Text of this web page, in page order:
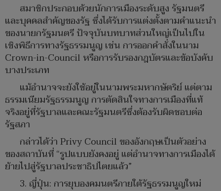
สมาชิกประกอบด้วยนักการเมืองระดับสูง รัฐมนตรี
และบุคคลสำคัญของรัฐ ซึ่งได้รับการแต่งตั้งตามคำแนะนำ
ของนายกรัฐมนตรี ปัจจุบันบทบาทส่วนใหญ่เป็นไปใน
เชิงพิธีการทางรัฐธรรมนูญ เช่น การออกคำสั่งในนาม
Crown-in-Council หรือการรับรองกฎบัตรและข้อบังคับ
บางประเภท
แม้อำนาจจะยังใช้อยู่ในนามพระมหากษัตริย์ แต่ตาม
ธรรมเนียมรัฐธรรมนูญ การตัดสินใจทางการเมืองที่แท้
จริงอยู่ที่รัฐบาลและคณะรัฐมนตรีซึ่งต้องรับผิดชอบต่อ
รัฐสภา
กล่าวได้ว่า Privy Council ของอังกฤษเป็นตัวอย่าง
ของสถาบันที่ “รูปแบบยังคงอยู่ แต่อำนาจทางการเมืองได้
ย้ายไปสู่รัฐบาลประชาธิปไตยแล้ว”
3. ญี่ปุ่น: การยุบองคมนตรีภายใต้รัฐธรรมนูญใหม่